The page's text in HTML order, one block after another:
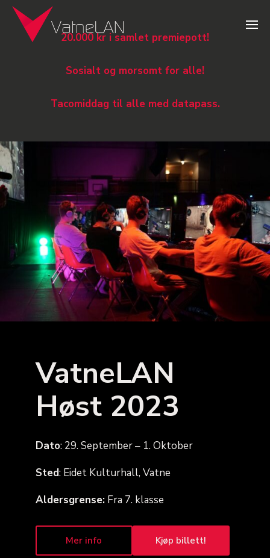
20.000 kr i samlet premiepott!
Sosialt og morsomt for alle!
Tacomiddag til alle med datapass.
VatneLAN
Høst 2023
Dato: 29. September – 1. Oktober
Sted: Eidet Kulturhall, Vatne
Aldersgrense: Fra 7. klasse
Mer info Kjøp billett!